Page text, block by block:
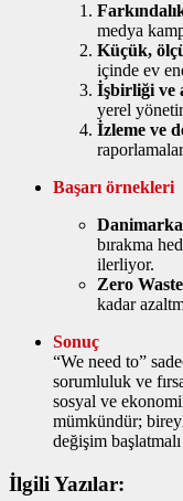
medya
Küçük,
içinde ev
İşbirliği ve
yerel
İzleme ve
Başarı örnekleri
Danimarka
bırakma
ilerliyor.
Zero
kadar
Sonuç
“We need to”
sorumluluk ve
sosyal ve
mümkündür;
değişim başlatmalı
İlgili Yazılar: